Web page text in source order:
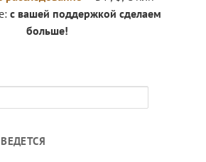
с вашей поддержкой сделаем
больше!